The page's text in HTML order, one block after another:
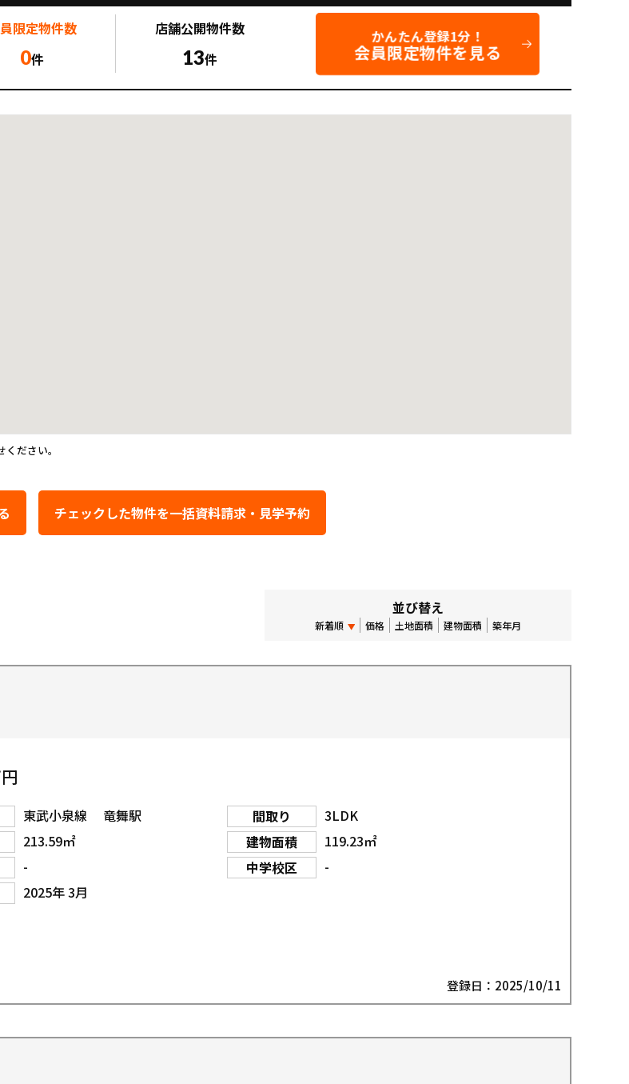
限定物件数
0件
店舗公開物件数
13件
かんたん登録1分！
会員限定物件を見る
ださい。
並び替え
新着順 価格 土地面積 建物面積 築年月
東武小泉線 竜舞駅 間取り
3LDK
213.59㎡ 建物面積
119.23㎡
- 中学校区
-
2025年 3月
登録日：2025/10/11